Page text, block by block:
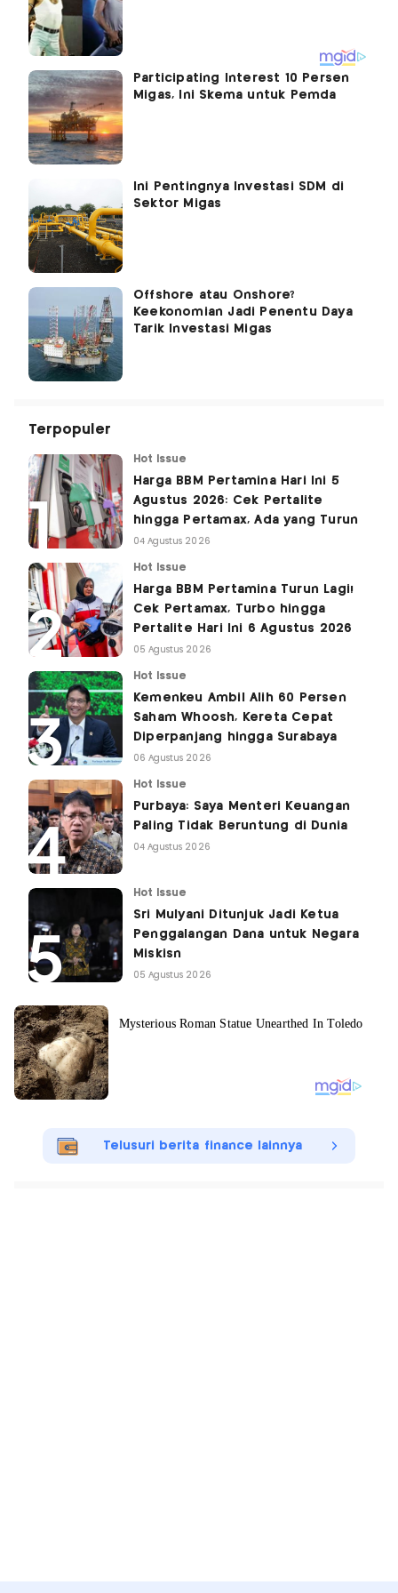
Participating Interest 10 Persen
Migas, Ini Skema untuk Pemda
Ini Pentingnya Investasi SDM di
Sektor Migas
Offshore atau Onshore?
Keekonomian Jadi Penentu Daya
Tarik Investasi Migas
Terpopuler
Hot Issue
Harga BBM Pertamina Hari Ini 5
Agustus 2026: Cek Pertalite
hingga Pertamax, Ada yang Turun
04 Agustus 2026
Hot Issue
Harga BBM Pertamina Turun Lagi!
Cek Pertamax, Turbo hingga
Pertalite Hari Ini 6 Agustus 2026
05 Agustus 2026
Hot Issue
Kemenkeu Ambil Alih 60 Persen
Saham Whoosh, Kereta Cepat
Diperpanjang hingga Surabaya
06 Agustus 2026
Hot Issue
Purbaya: Saya Menteri Keuangan
Paling Tidak Beruntung di Dunia
04 Agustus 2026
Hot Issue
Sri Mulyani Ditunjuk Jadi Ketua
Penggalangan Dana untuk Negara
Miskisn
05 Agustus 2026
Telusuri berita finance lainnya